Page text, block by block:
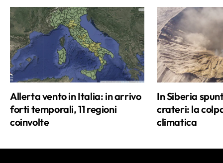
Allerta vento in Italia: in arrivo
forti temporali, 11 regioni
coinvolte
In Siberia
crateri: la
climatica